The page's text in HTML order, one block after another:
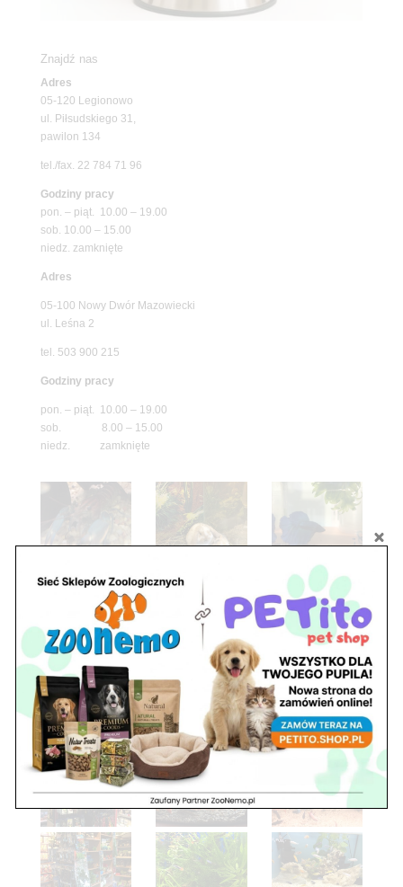
Znajdź nas
Adres
05-120 Legionowo
ul. Piłsudskiego 31,
pawilon 134
tel./fax. 22 784 71 96
Godziny pracy
pon. – piąt. 10.00 – 19.00
sob. 10.00 – 15.00
niedz. zamknięte
Adres
05-100 Nowy Dwór Mazowiecki
ul. Leśna 2
tel. 503 900 215
Godziny pracy
pon. – piąt. 10.00 – 19.00
sob. 8.00 – 15.00
niedz. zamknięte